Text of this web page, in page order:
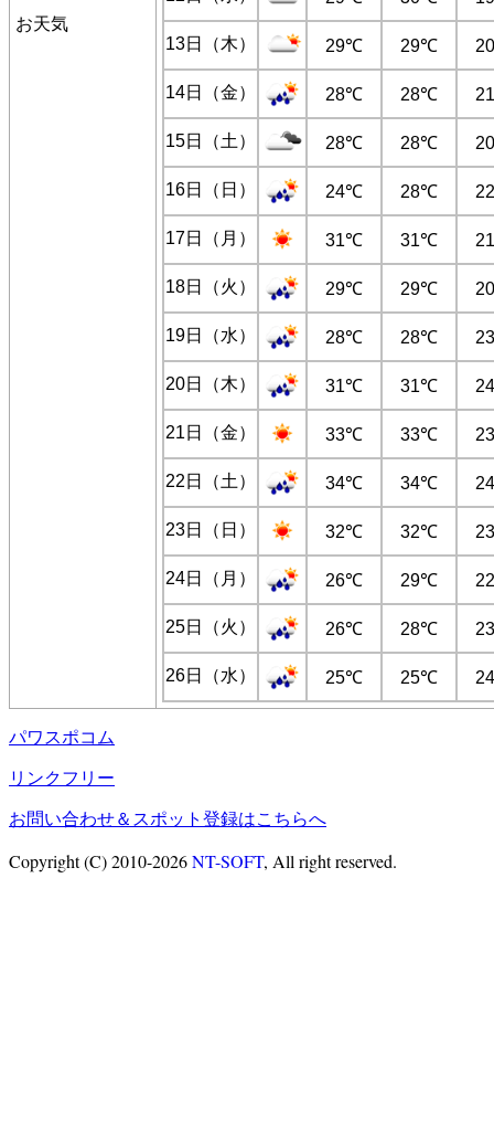
お天気
13日（木） 29℃ 29℃
14日（金） 28℃ 28℃
15日（土） 28℃ 28℃
16日（日） 24℃ 28℃
17日（月） 31℃ 31℃
18日（火） 29℃ 29℃
19日（水） 28℃ 28℃
20日（木） 31℃ 31℃
21日（金） 33℃ 33℃
22日（土） 34℃ 34℃
23日（日） 32℃ 32℃
24日（月） 26℃ 29℃
25日（火） 26℃ 28℃
26日（水） 25℃ 25℃
パワスポコム
リンクフリー
お問い合わせ＆スポット登録はこちらへ
Copyright (C) 2010-2026NT-SOFT, All right reserved.